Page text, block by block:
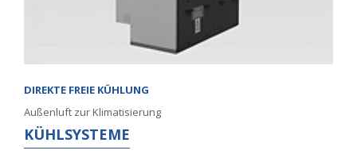
DIREKTE FREIE KÜHLUNG
Außenluft zur Klimatisierung
KÜHLSYSTEME